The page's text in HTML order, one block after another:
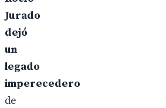
Jurado
dejó
un
legado
imperecedero
de